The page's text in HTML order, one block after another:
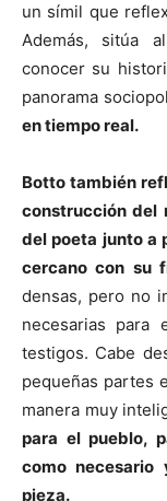
un símil que
Además, sitúa
conocer su
panorama
en tiempo real.
Botto también
construcción del
del poeta junto a
cercano con su
densas, pero no
necesarias para
testigos. Cabe
pequeñas partes
manera muy
para el pueblo,
como
pieza.